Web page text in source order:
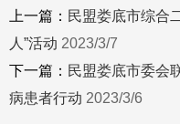
上一篇： 民盟娄底市综合
人”活动 2023/3/7
下一篇： 民盟娄底市委会
病患者行动 2023/3/6